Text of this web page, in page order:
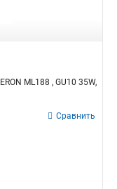
ML188 , GU10 35W,
Сравнить